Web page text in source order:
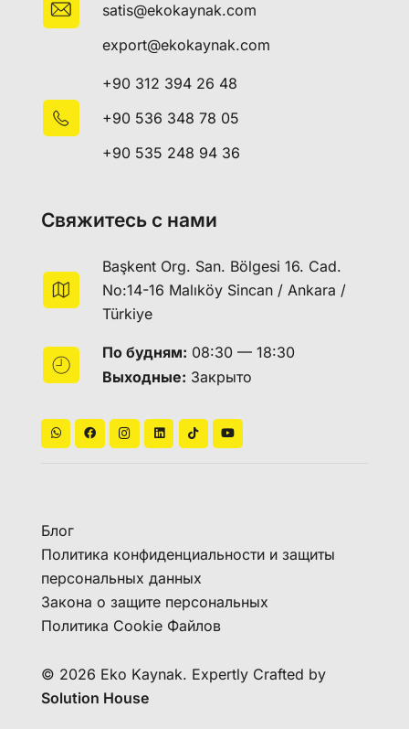
satis@ekokaynak.com
export@ekokaynak.com
+90 312 394 26 48
+90 536 348 78 05
+90 535 248 94 36
Свяжитесь с нами
Başkent Org. San. Bölgesi 16. Cad.
No:14-16 Malıköy Sincan / Ankara /
Türkiye
По будням: 08:30 — 18:30
Выходные: Закрыто
Блог
Политика конфиденциальности и защиты
персональных данных
Закона о защите персональных
Политика Cookie Файлов
© 2026 Eko Kaynak. Expertly Crafted by
Solution House